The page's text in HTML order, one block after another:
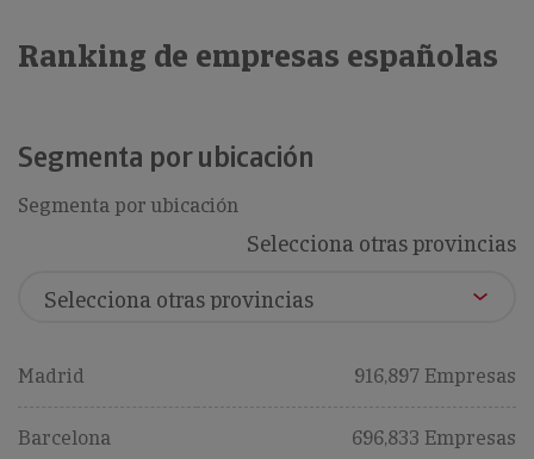
Ranking de empresas españolas
Segmenta por ubicación
Segmenta por ubicación
Selecciona otras provincias
Madrid 916,897 Empresas
Barcelona 696,833 Empresas